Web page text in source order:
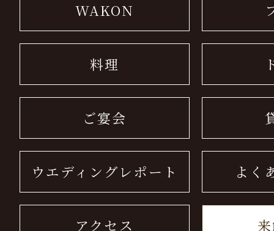
WAKON
料理
ご宴会
ウエディングレポート よく
アクセス